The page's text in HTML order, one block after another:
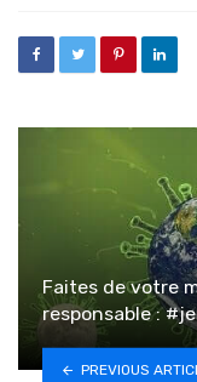
Faites de votre
responsable :
PREVIOUS